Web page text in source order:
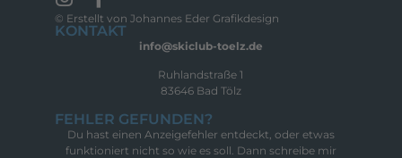
© Erstellt von Johannes Eder Grafikdesign
KONTAKT
info@skiclub-toelz.de
Ruhlandstraße 1
83646 Bad Tölz
FEHLER GEFUNDEN?
Du hast einen Anzeigefehler entdeckt, oder etwas
funktioniert nicht so wie es soll. Dann schreibe mir